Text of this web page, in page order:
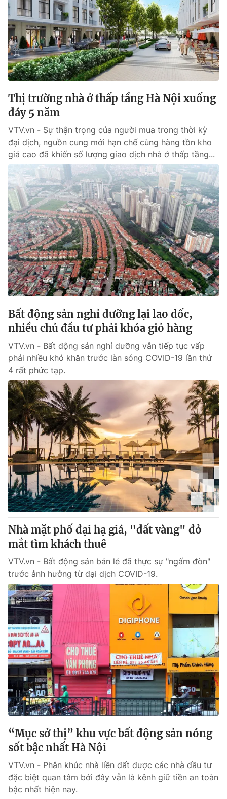
Thị trường nhà ở thấp tầng Hà Nội xuống
đáy 5 năm
VTV.vn - Sự thận trọng của người mua trong thời kỳ
đại dịch, nguồn cung mới hạn chế cùng hàng tồn kho
giá cao đã khiến số lượng giao dịch nhà ở thấp tầng...
Bất động sản nghỉ dưỡng lại lao dốc,
nhiều chủ đầu tư phải khóa giỏ hàng
VTV.vn - Bất động sản nghỉ dưỡng vẫn tiếp tục vấp
phải nhiều khó khăn trước làn sóng COVID-19 lần thứ
4 rất phức tạp.
Nhà mặt phố đại hạ giá, "đất vàng" đỏ
mắt tìm khách thuê
VTV.vn - Bất động sản bán lẻ đã thực sự "ngấm đòn"
trước ảnh hưởng từ đại dịch COVID-19.
“Mục sở thị” khu vực bất động sản nóng
sốt bậc nhất Hà Nội
VTV.vn - Phân khúc nhà liền đất được các nhà đầu tư
đặc biệt quan tâm bởi đây vẫn là kênh giữ tiền an toàn
bậc nhất hiện nay.